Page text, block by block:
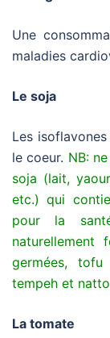
Une
maladies
Le soja
Les
le coeur. NB:
soja (lait,
etc.) qui
pour la
naturellement
germées,
tempeh et
La tomate